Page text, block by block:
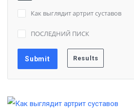
Как выглядит артрит суставов
ПОСЛЕДНИЙ ПИСК